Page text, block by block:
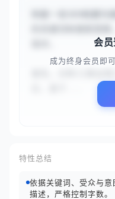
会
成为终身会员即
特性总结
依据关键词、受众与
描述，严格控制字数。